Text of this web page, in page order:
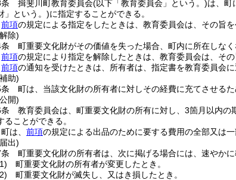
揖斐川町教育委員会(以下「教育委員会」という。)は、町
」という。)に指定することができる。
前項の規定による指定をしたときは、教育委員会は、その旨
除)
町重要文化財がその価値を失った場合、町内に所在しな
前項の規定により指定を解除したときは、教育委員会は、そ
前項の通知を受けたときは、所有者は、指定書を教育委員会に
助)
町は、当該文化財の所有者に対しその経費に充てさせる
開)
教育委員会は、町重要文化財の所有に対し、3箇月以内
ることができる。
町は、 前項の規定による出品のために要する費用の全部又は一
出)
町重要文化財の所有者は、次に掲げる場合には、速やか
町重要文化財の所有者が変更したとき。
町重要文化財が滅失し、又はき損したとき。